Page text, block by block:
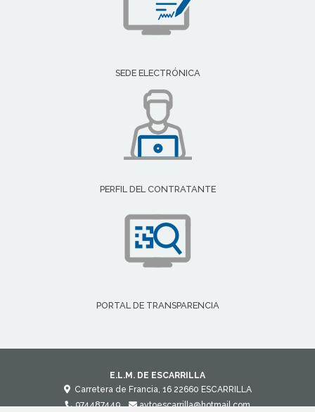
SEDE ELECTRÓNICA
PERFIL DEL CONTRATANTE
PORTAL DE TRANSPARENCIA
E.L.M. DE ESCARRILLA
Carretera de Francia, 16 22660 ESCARRILLA
974487449
aytoescarrilla@hotmail.com